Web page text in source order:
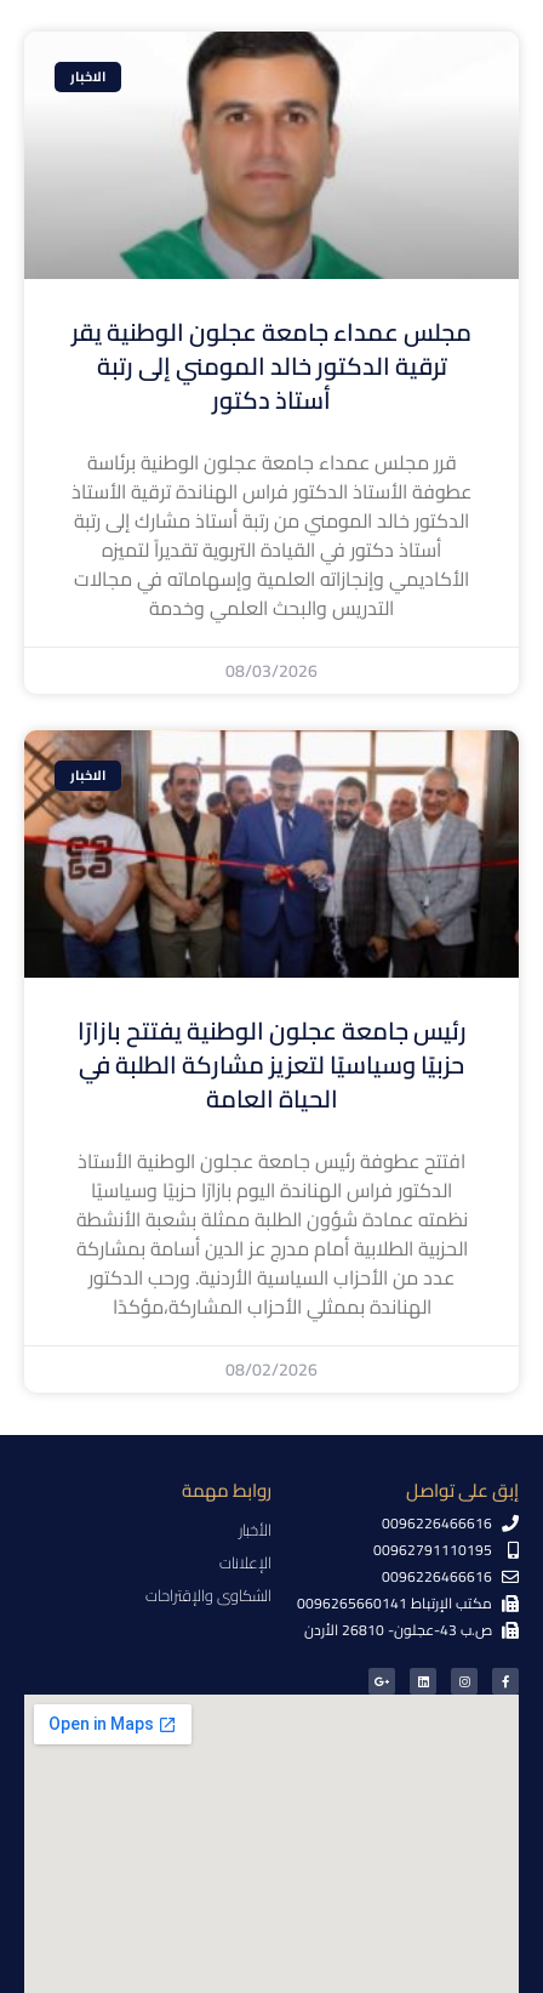
الاخبار
مجلس عمداء جامعة عجلون الوطنية يقر
ترقية الدكتور خالد المومني إلى رتبة
أستاذ دكتور
قرر مجلس عمداء جامعة عجلون الوطنية برئاسة
عطوفة الأستاذ الدكتور فراس الهناندة ترقية الأستاذ
الدكتور خالد المومني من رتبة أستاذ مشارك إلى رتبة
أستاذ دكتور في القيادة التربوية تقديراً لتميزه
الأكاديمي وإنجازاته العلمية وإسهاماته في مجالات
التدريس والبحث العلمي وخدمة
08/03/2026
الاخبار
رئيس جامعة عجلون الوطنية يفتتح بازارًا
حزبيًا وسياسيًا لتعزيز مشاركة الطلبة في
الحياة العامة
افتتح عطوفة رئيس جامعة عجلون الوطنية الأستاذ
الدكتور فراس الهناندة اليوم بازارًا حزبيًا وسياسيًا
نظمته عمادة شؤون الطلبة ممثلة بشعبة الأنشطة
الحزبية الطلابية أمام مدرج عز الدين أسامة بمشاركة
عدد من الأحزاب السياسية الأردنية. ورحب الدكتور
الهناندة بممثلي الأحزاب المشاركة،مؤكدًا
08/02/2026
إبق على تواصل
0096226466616
00962791110195
0096226466616
مكتب الإرتباط 0096265660141
ص.ب 43-عجلون- 26810 الأردن
روابط مهمة
الأخبار
الإعلانات
الشكاوى والإقتراحات